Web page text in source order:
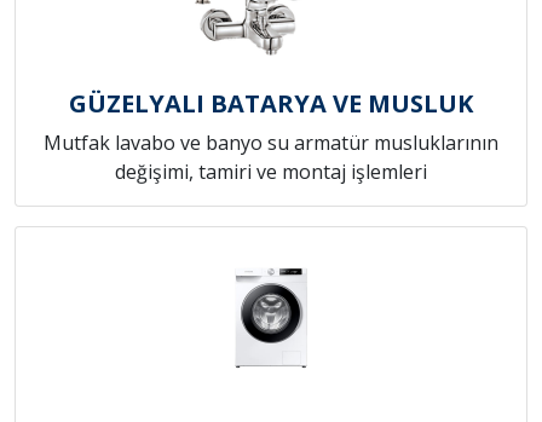
GÜZELYALI BATARYA VE MUSLUK
Mutfak lavabo ve banyo su armatür musluklarının
değişimi, tamiri ve montaj işlemleri